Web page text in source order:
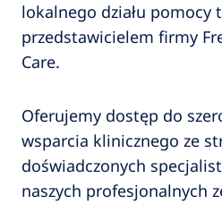
lokalnego działu pomocy
przedstawicielem firmy
Care.
Oferujemy dostęp do
wsparcia klinicznego ze
doświadczonych
naszych profesjonalnych